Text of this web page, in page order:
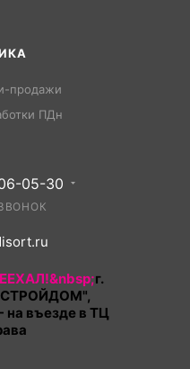
продажи
ПДн
05-30
г.
на въезде в ТЦ